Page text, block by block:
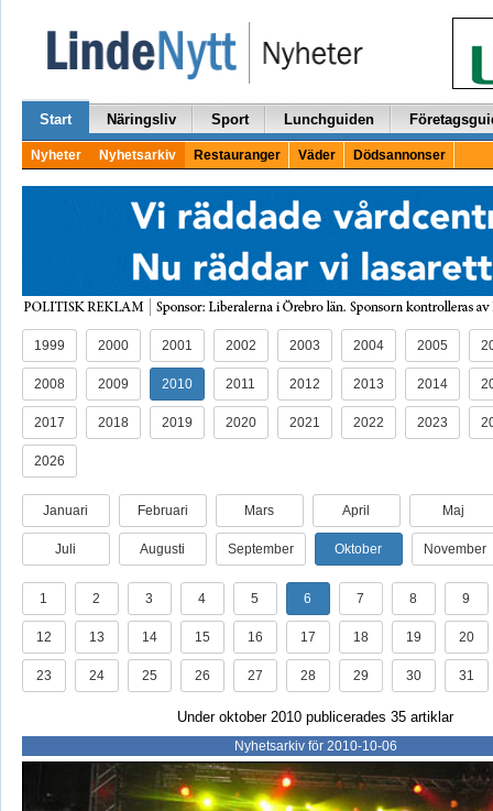
Start Näringsliv Sport Lunchguiden
Nyheter Nyhetsarkiv Restauranger Väder Dödsannonser
1999 2000 2001 2002 2003 2004 2005
2008 2009 2010 2011 2012 2013 2014
2017 2018 2019 2020 2021 2022 2023
2026
Januari Februari Mars April Maj
Juli Augusti September Oktober November
1 2 3 4 5 6 7 8 9
12 13 14 15 16 17 18 19 20
23 24 25 26 27 28 29 30 31
Under oktober 2010 publicerades 35 artiklar
Nyhetsarkiv för 2010-10-06